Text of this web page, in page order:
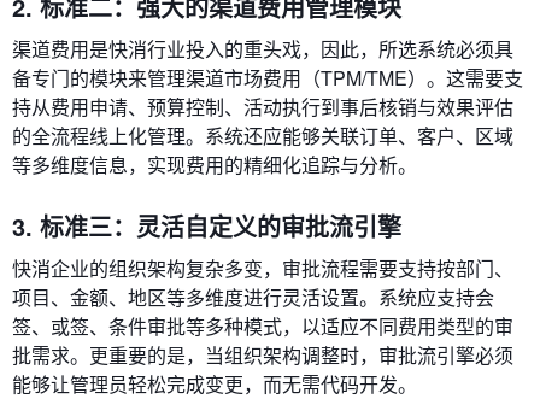
渠道费用是快消行业投入的重头戏，因此，所选系统必须具
备专门的模块来管理渠道市场费用（TPM/TME）。这需要支
持从费用申请、预算控制、活动执行到事后核销与效果评估
的全流程线上化管理。系统还应能够关联订单、客户、区域
等多维度信息，实现费用的精细化追踪与分析。
3. 标准三：灵活自定义的审批流引擎
快消企业的组织架构复杂多变，审批流程需要支持按部门、
项目、金额、地区等多维度进行灵活设置。系统应支持会
签、或签、条件审批等多种模式，以适应不同费用类型的审
批需求。更重要的是，当组织架构调整时，审批流引擎必须
能够让管理员轻松完成变更，而无需代码开发。